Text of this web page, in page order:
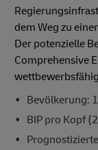
dem Weg zu
Der potenzielle
Comprehensive
Bevölkerung:
BIP pro Kopf